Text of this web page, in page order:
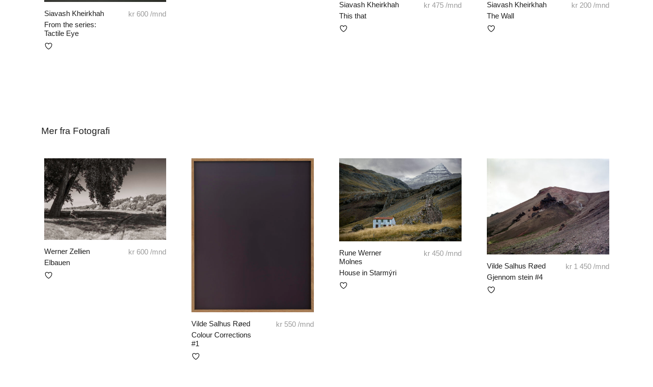
Siavash Kheirkhah
This that
kr475/mnd
Siavash Kheirkhah
The Wall
kr200/mnd
Siavash Kheirkhah
From the series:
Tactile Eye
kr 600 /mnd
Mer fra Fotografi
Werner Zellien
Elbauen
kr 600 /mnd
Vilde Salhus Røed
Colour Corrections
#1
kr 550 /mnd
Rune Werner
Molnes
House in Starmýri
kr450/mnd
Vilde Salhus Røed
Gjennom stein #4
kr1 450/mnd